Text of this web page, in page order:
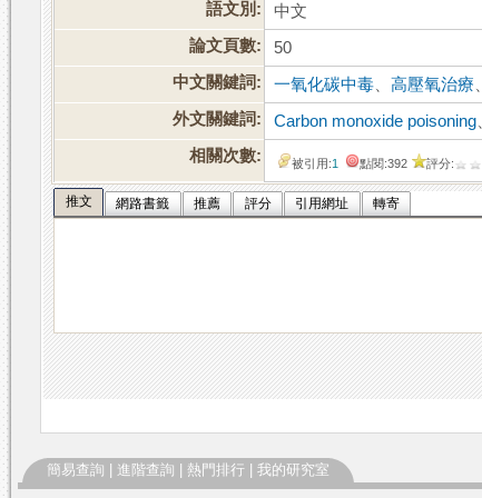
語文別:
中文
論文頁數:
50
中文關鍵詞:
一氧化碳中毒 、高壓氧治療
外文關鍵詞:
Carbon monoxide poisoning
相關次數:
被引用:1 點閱:392 評分:
推文 網路書籤 推薦 評分 引用網址 轉寄
簡易查詢 進階查詢 熱門排行 我的研究室